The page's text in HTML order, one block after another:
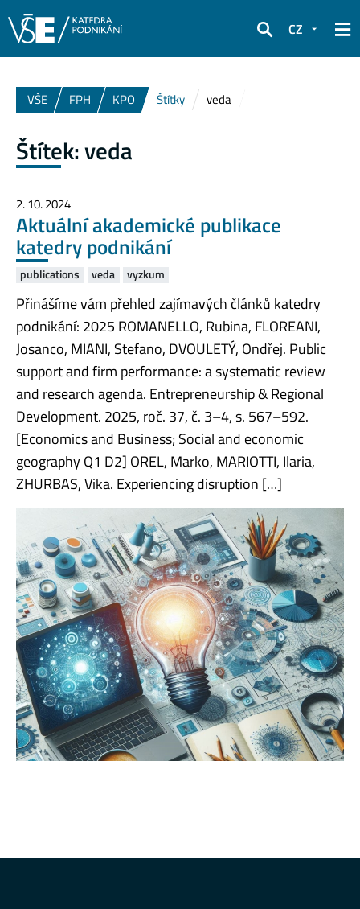
Hledat
CZ
VŠE FPH KPO Štítky veda
Štítek:veda
2. 10. 2024
Aktuální akademické publikace
katedry podnikání
publications veda vyzkum
Přinášíme vám přehled zajímavých článků katedry
podnikání: 2025 ROMANELLO, Rubina, FLOREANI,
Josanco, MIANI, Stefano, DVOULETÝ, Ondřej. Public
support and firm performance: a systematic review
and research agenda. Entrepreneurship & Regional
Development. 2025, roč. 37, č. 3–4, s. 567–592.
[Economics and Business; Social and economic
geography Q1 D2] OREL, Marko, MARIOTTI, Ilaria,
ZHURBAS, Vika. Experiencing disruption […]